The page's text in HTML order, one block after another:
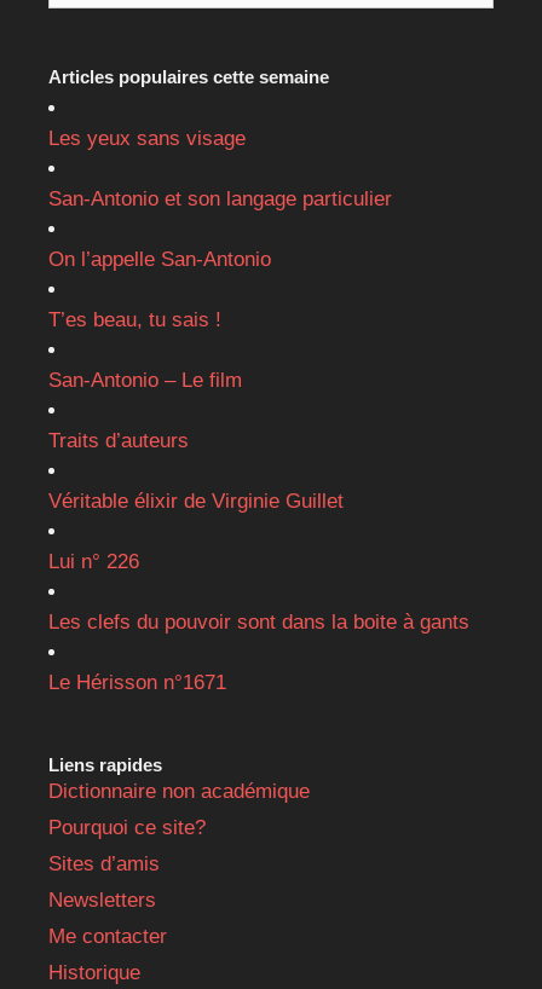
Articles populaires cette semaine
Les yeux sans visage
San-Antonio et son langage particulier
On l’appelle San-Antonio
T’es beau, tu sais !
San-Antonio – Le film
Traits d’auteurs
Véritable élixir de Virginie Guillet
Lui n° 226
Les clefs du pouvoir sont dans la boite à gants
Le Hérisson n°1671
Liens rapides
Dictionnaire non académique
Pourquoi ce site?
Sites d’amis
Newsletters
Me contacter
Historique